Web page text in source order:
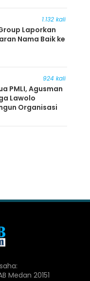
1.132 kali
Laporkan
Nama Baik ke
924 kali
PMLI, Agusman
Lawolo
Organisasi
Medan 20151